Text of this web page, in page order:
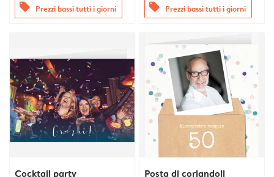
offers Prezzi bassi tutti i giorni offers Prezzi bassi tutti i giorni
Cocktail party Posta di coriandoli